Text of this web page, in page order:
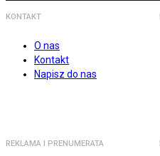
KONTAKT
O nas
Kontakt
Napisz do nas
REKLAMA I PRENUMERATA